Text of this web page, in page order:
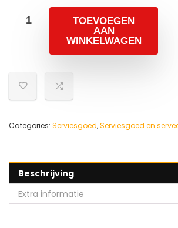
TOEVOEGEN
AAN
WINKELWAGEN
Categories: Serviesgoed,Serviesgoed en
Beschrijving
Extra informatie